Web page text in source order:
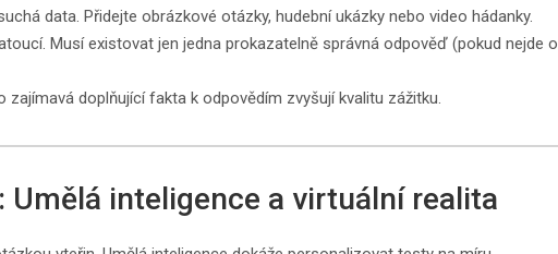
data. Přidejte obrázkové otázky, hudební ukázky nebo video hádanky.
Musí existovat jen jedna prokazatelně správná odpověď (pokud nejde o
zajímavá doplňující fakta k odpovědím zvyšují kvalitu zážitku.
inteligence a virtuální realita